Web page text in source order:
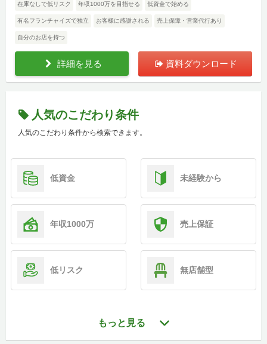
在庫なしで低リスク 年収1000万を目指せる 低資金で始める
有名フランチャイズで独立 お客様に感謝される 売上保障・営業代行あり
自分のお店を持つ
詳細を見る 資料ダウンロード
人気のこだわり条件
人気のこだわり条件から検索できます。
低資金 未経験から
年収1000万 売上保証
低リスク 無店舗型
もっと見る